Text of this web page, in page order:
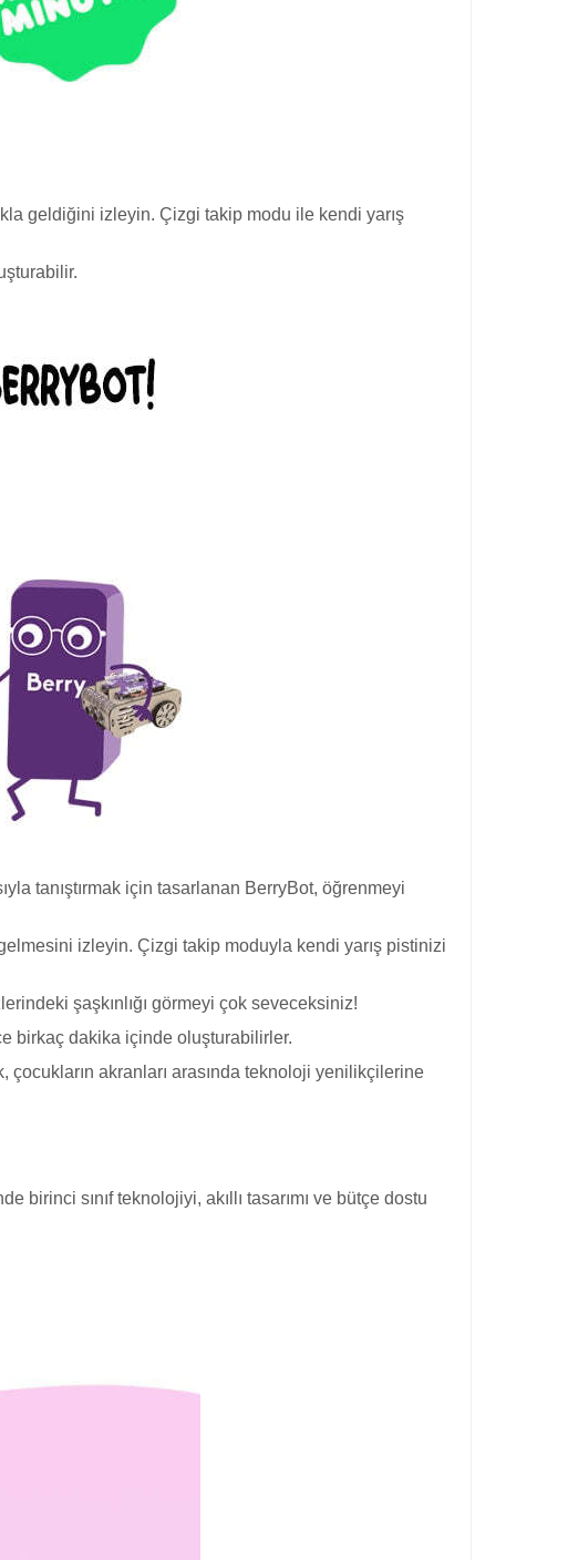
geldiğini izleyin. Çizgi takip modu ile kendi yarış
tanıştırmak için tasarlanan BerryBot, öğrenmeyi
izleyin. Çizgi takip moduyla kendi yarış pistinizi
şaşkınlığı görmeyi çok seveceksiniz!
birkaç dakika içinde oluşturabilirler.
çocukların akranları arasında teknoloji yenilikçilerine
sınıf teknolojiyi, akıllı tasarımı ve bütçe dostu